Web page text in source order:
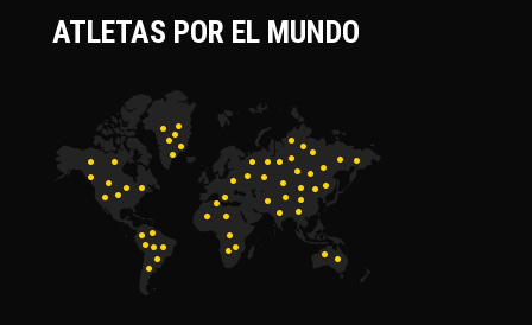
ATLETAS POR EL MUNDO